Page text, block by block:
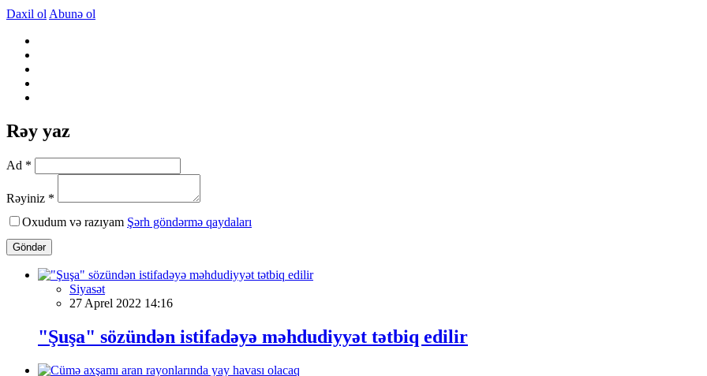
Daxil ol Abunə ol
Rəy yaz
Ad *
Rəyiniz *
Oxudum və razıyam Şərh göndərmə qaydaları
Göndər
Siyasət
27 Aprel 2022 14:16
"Şuşa" sözündən istifadəyə məhdudiyyət tətbiq edilir